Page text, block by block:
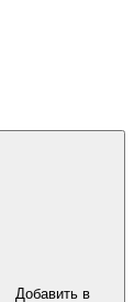
Добавить в